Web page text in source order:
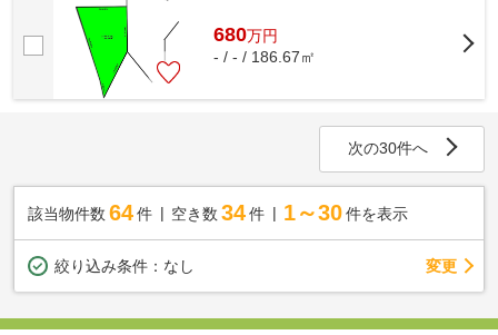
680万円
- / - / 186.67㎡
次の30件へ
該当物件数 64件 空き数 34 件 1～30 件を表示
絞り込み条件： なし 変更